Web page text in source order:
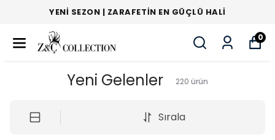
YENI SEZON | ZARAFETIN EN GÜÇLÜ HALI
0
Yeni Gelenler 220 ürün
Sırala